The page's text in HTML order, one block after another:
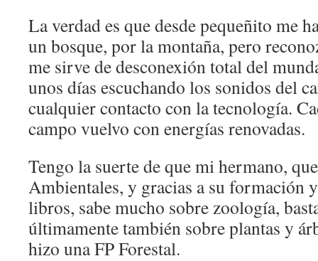
La verdad es que desde pequeñito me
un bosque, por la montaña, pero
me sirve de desconexión total del
unos días escuchando los sonidos del
cualquier contacto con la tecnología.
campo vuelvo con energías renovadas.
Tengo la suerte de que mi hermano,
Ambientales, y gracias a su formación
libros, sabe mucho sobre zoología,
últimamente también sobre plantas y
hizo una FP Forestal.